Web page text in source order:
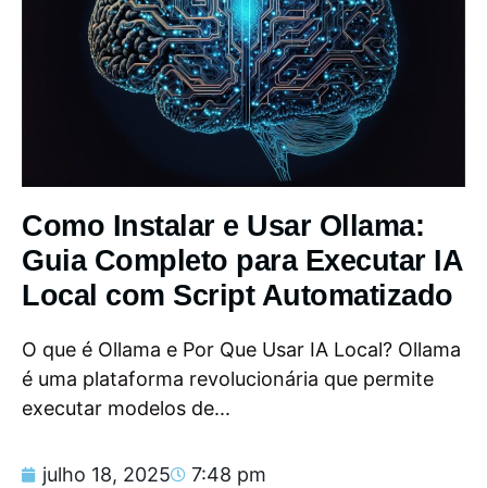
Como Instalar e Usar Ollama:
Guia Completo para Executar IA
Local com Script Automatizado
O que é Ollama e Por Que Usar IA Local? Ollama
é uma plataforma revolucionária que permite
executar modelos de...
julho 18, 2025 7:48 pm